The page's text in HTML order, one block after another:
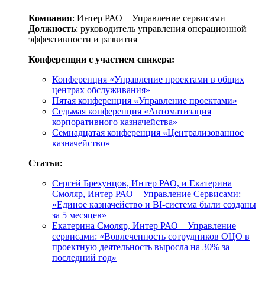
Компания: Интер РАО – Управление сервисами
Должность: руководитель управления операционной
эффективности и развития
Конференции с участием спикера:
Конференция «Управление проектами в общих
центрах обслуживания»
Пятая конференция «Управление проектами»
Седьмая конференция «Автоматизация
корпоративного казначейства»
Семнадцатая конференция «Централизованное
казначейство»
Статьи:
Сергей Брехунцов, Интер РАО, и Екатерина
Смоляр, Интер РАО – Управление Сервисами:
«Единое казначейство и BI-система были созданы
за 5 месяцев»
Екатерина Смоляр, Интер РАО – Управление
сервисами: «Вовлеченность сотрудников ОЦО в
проектную деятельность выросла на 30% за
последний год»